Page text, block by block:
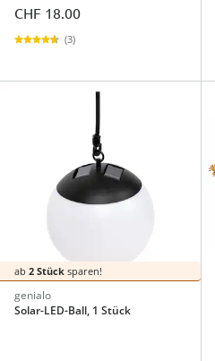
CHF 18.00
(3)
ab 2 Stück sparen!
genialo
Solar-LED-Ball, 1 Stück